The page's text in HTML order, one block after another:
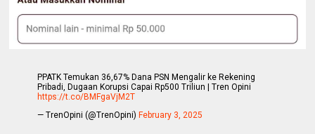
PPATK Temukan 36,67% Dana PSN Mengalir ke Rekening
Pribadi, Dugaan Korupsi Capai Rp500 Triliun | Tren Opini
https://t.co/BMFgaVjM2T
— TrenOpini (@TrenOpini) February 3, 2025